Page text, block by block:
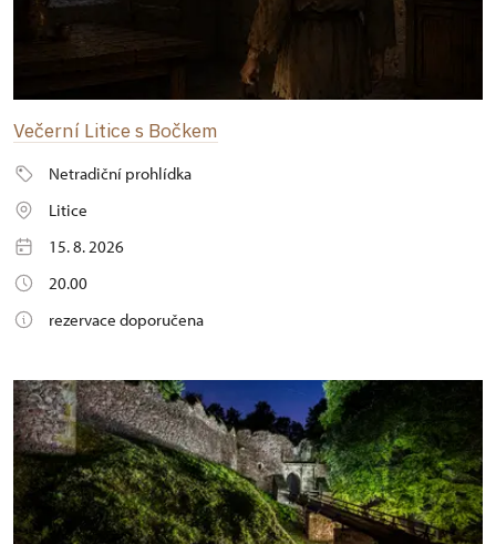
Večerní Litice s Bočkem
Netradiční prohlídka
Litice
15. 8. 2026
20.00
rezervace doporučena